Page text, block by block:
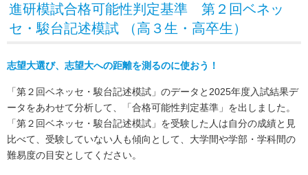
進研模試合格可能性判定基準 第２回ベネッ
セ・駿台記述模試 （高３生・高卒生）
志望大選び、志望大への距離を測るのに使おう！
「第２回ベネッセ・駿台記述模試」のデータと2025年度入試結果デ
ータをあわせて分析して、「合格可能性判定基準」を出しました。
「第２回ベネッセ・駿台記述模試」を受験した人は自分の成績と見
比べて、受験していない人も傾向として、大学間や学部・学科間の
難易度の目安としてください。